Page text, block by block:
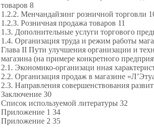
товаров 8
1.2.2. Менчандайзинг розничной торговли
1.2.3. Розничная продажа товаров 11
1.3. Дополнительные услуги торгового
1.4. Организация труда и режим работы
Глава II Пути улучшения организации и
магазина (на примере конкретного
2.1. Экономико-организаци нная
2.2. Организация продаж в магазине
2.3. Направления совершенствования
Заключение 30
Список используемой литературы 32
Приложение 1 34
Приложение 2 35